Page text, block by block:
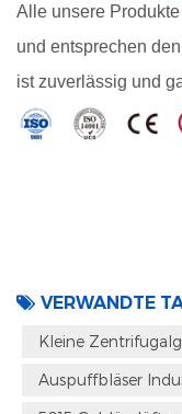
Alle unsere
und entsprechen
ist zuverlässig und
VERWANDTE
Kleine
Auspuffbläser